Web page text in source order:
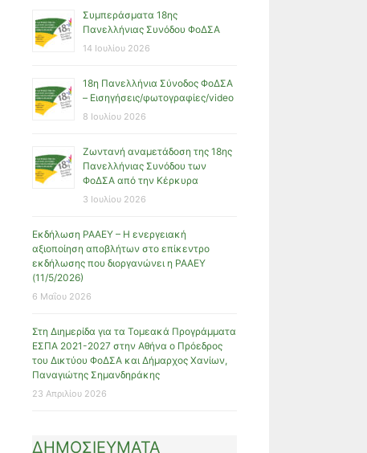
Συμπεράσματα 18ης
Πανελλήνιας Συνόδου ΦοΔΣΑ
14 Ιουλίου 2026
18η Πανελλήνια Σύνοδος ΦοΔΣΑ
– Εισηγήσεις/φωτογραφίες/video
8 Ιουλίου 2026
Ζωντανή αναμετάδοση της 18ης
Πανελλήνιας Συνόδου των
ΦοΔΣΑ από την Κέρκυρα
3 Ιουλίου 2026
Εκδήλωση ΡΑΑΕΥ – Η ενεργειακή
αξιοποίηση αποβλήτων στο επίκεντρο
εκδήλωσης που διοργανώνει η ΡΑΑΕΥ
(11/5/2026)
6 Μαΐου 2026
Στη Διημερίδα για τα Τομεακά Προγράμματα
ΕΣΠΑ 2021-2027 στην Αθήνα ο Πρόεδρος
του Δικτύου ΦοΔΣΑ και Δήμαρχος Χανίων,
Παναγιώτης Σημανδηράκης
23 Απριλίου 2026
ΔΗΜΟΣΙΕΥΜΑΤΑ